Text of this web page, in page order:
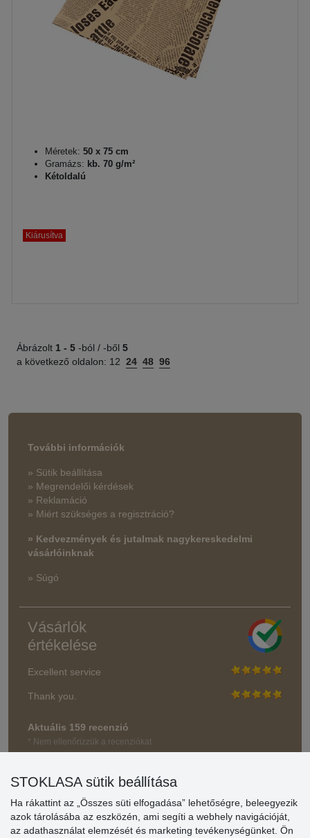
Méretek: 50 x 75 cm
Gramázs: kb. 70 g/m²
Kétoldalú
Kiárusítva
Ábrázolt 1 - 5 -ból / -ből 5
a következő oldalon: 12 24 48 96
További információk
» Sütik beállítása
» Megrendelői kérdések
» Reklamáció
» Miért szükséges a regisztráció?
» Kedvezmények és jutalmak nagykereskedelmi
vásárlóinknak
» Súgó
Vásárlók
értékelése
Excellent service
Thank you.
Aktuális 159 recenzió
* Nem ellenőrizzük a recenziókat
STOKLASA sütik beállítása
Ha rákattint az „Összes süti elfogadása” lehetőségre, beleegyezik
azok tárolásába az eszközén, ami segíti a webhely navigációját,
az adathasználat elemzését és marketing tevékenységünket. Ön